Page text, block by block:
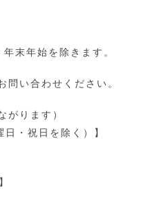
末年始を除きます。
い合わせください。
ります）
・祝日を除く）】